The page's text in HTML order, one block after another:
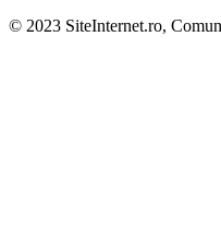
© 2023 SiteInternet.ro,